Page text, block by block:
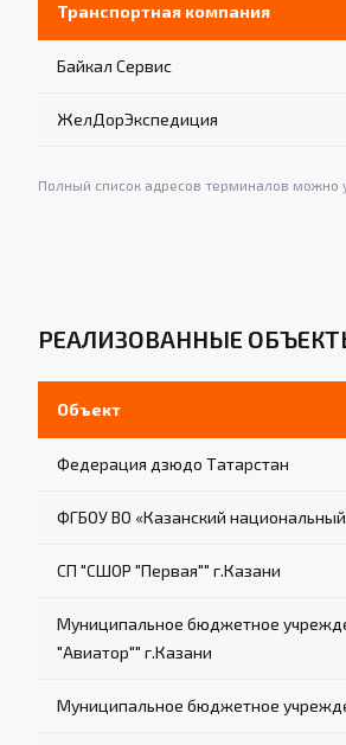
Транспортная компания
Байкал Сервис
ЖелДорЭкспедиция
Полный список адресов терминалов можно
РЕАЛИЗОВАННЫЕ
Объект
Федерация дзюдо Татарстан
ФГБОУ ВО «Казанский
СП "СШОР "Первая"" г.Казани
Муниципальное бюджетное
"Авиатор"" г.Казани
Муниципальное бюджетное